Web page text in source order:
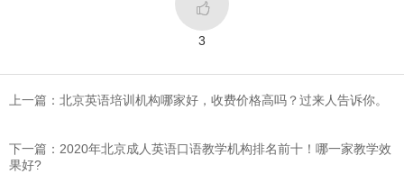

3
上一篇：北京英语培训机构哪家好，收费价格高吗？过来人告诉你。
下一篇：2020年北京成人英语口语教学机构排名前十！哪一家教学效
果好?